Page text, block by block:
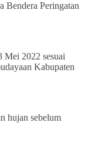
Bendera Peringatan
Mei 2022 sesuai
Kabupaten
hujan sebelum